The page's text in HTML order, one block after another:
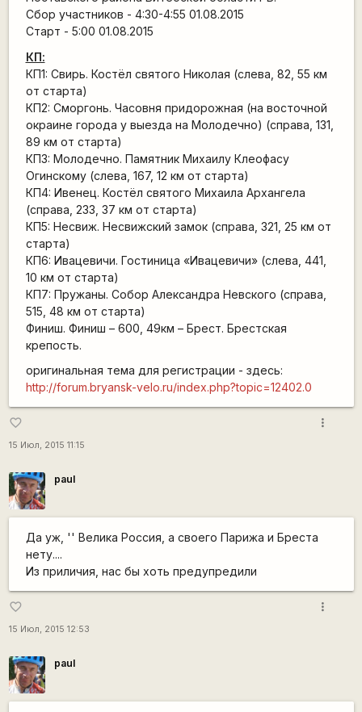
Сбор участников - 4:30-4:55 01.08.2015
Старт - 5:00 01.08.2015
КП:
КП1: Свирь. Костёл святого Николая (слева, 82, 55 км
от старта)
КП2: Сморгонь. Часовня придорожная (на восточной
окраине города у выезда на Молодечно) (справа, 131,
89 км от старта)
КП3: Молодечно. Памятник Михаилу Клеофасу
Огинскому (слева, 167, 12 км от старта)
КП4: Ивенец. Костёл святого Михаила Архангела
(справа, 233, 37 км от старта)
КП5: Несвиж. Несвижский замок (справа, 321, 25 км от
старта)
КП6: Ивацевичи. Гостиница «Ивацевичи» (слева, 441,
10 км от старта)
КП7: Пружаны. Собор Александра Невского (справа,
515, 48 км от старта)
Финиш. Финиш – 600, 49км – Брест. Брестская
крепость.
оригинальная тема для регистрации - здесь:
http://forum.bryansk-velo.ru/index.php?topic=12402.0
favorite_border
15 Июл, 2015 11:15
more_vert
paul
Да уж, '' Велика Россия, а своего Парижа и Бреста
нету....
Из приличия, нас бы хоть предупредили
favorite_border
15 Июл, 2015 12:53
more_vert
paul